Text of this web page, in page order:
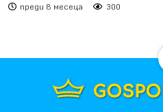
преди 8 месеца 300